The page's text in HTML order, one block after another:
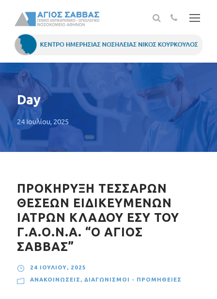
Day
24 Ιουλίου, 2025
ΠΡΟΚΗΡΥΞΗ ΤΕΣΣΑΡΩΝ
ΘΕΣΕΩΝ ΕΙΔΙΚΕΥΜΕΝΩΝ
ΙΑΤΡΩΝ ΚΛΑΔΟΥ ΕΣΥ ΤΟΥ
Γ.Α.Ο.Ν.Α. “Ο ΑΓΙΟΣ
ΣΑΒΒΑΣ”
24 ΙΟΥΛΊΟΥ, 2025
ΑΝΑΚΟΙΝΏΣΕΙΣ , ΔΙΑΓΩΝΙΣΜΟΊ - ΠΡΟΜΉΘΕΙΕΣ